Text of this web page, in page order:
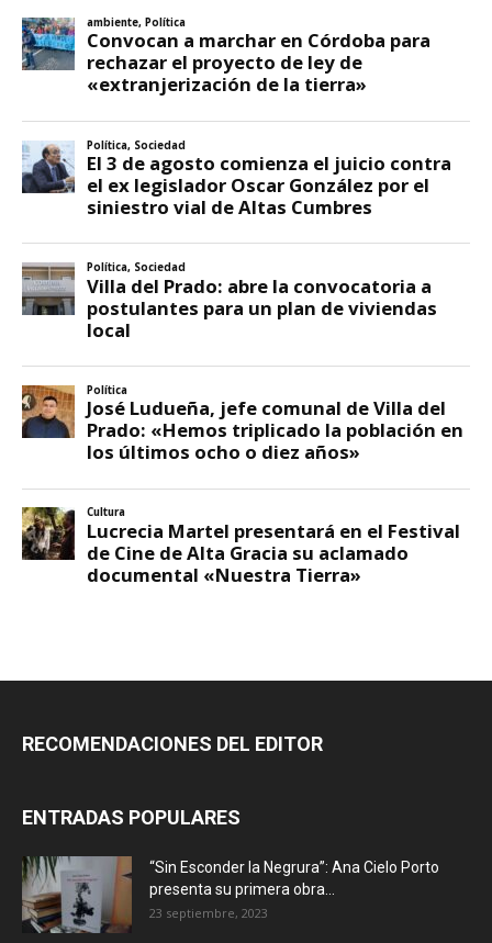
RECOMENDACIONES DEL EDITOR
ENTRADAS POPULARES
“Sin Esconder la Negrura”: Ana Cielo Porto
presenta su primera obra...
23 septiembre, 2023